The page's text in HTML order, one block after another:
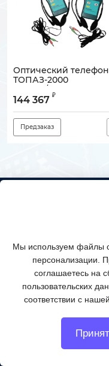
Оптический телефон
ТОПАЗ-2000
(1310нм/1550нм)
2 шт.
Артикул: 130705-00516
144 367 ₽
Предзаказ
КАТАЛОГ ТОВАРОВ
© 2026
Мы используем файлы
персонализации.
соглашаетесь на
пользовательских
соответствии с нашей